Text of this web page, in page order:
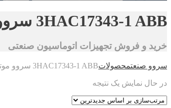
3HAC17343-1 ABB سروو موتور 200V 7.4A AC ترمز دار با فیدبک ریزالور
خرید و فروش تجهیزات اتوماسیون صنعتی
سروو صنعتمحصولات3HAC17343-1 ABB سروو موتور 200V 7.4A AC ترمز دار با فیدبک ریزالور
در حال نمایش یک نتیجه